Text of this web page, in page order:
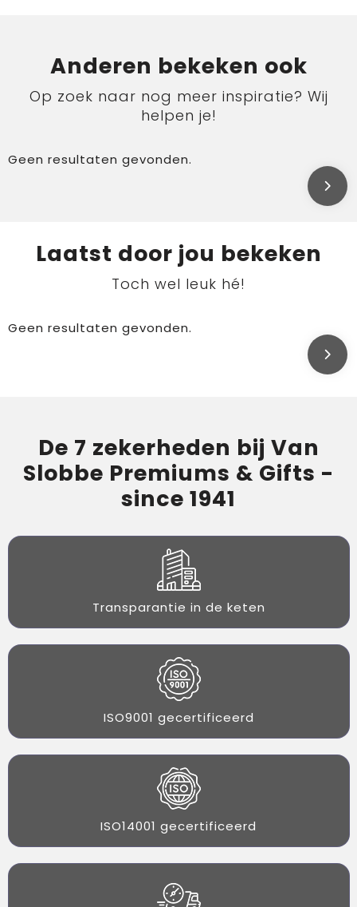
Anderen bekeken ook
Op zoek naar nog meer inspiratie? Wij
helpen je!
Geen resultaten gevonden.
Laatst door jou bekeken
Toch wel leuk hé!
Geen resultaten gevonden.
De 7 zekerheden bij Van
Slobbe Premiums & Gifts -
since 1941
Transparantie in de keten
ISO9001 gecertificeerd
ISO14001 gecertificeerd